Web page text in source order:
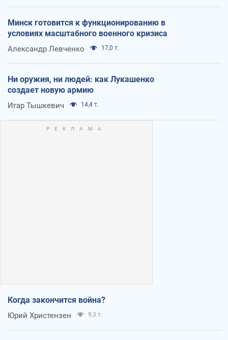
Минск готовится к функционированию в
условиях масштабного военного кризиса
Александр Левченко 17,0 т.
Ни оружия, ни людей: как Лукашенко
создает новую армию
Игар Тышкевич 14,4 т.
Когда закончится война?
Юрий Христензен 9,3 т.